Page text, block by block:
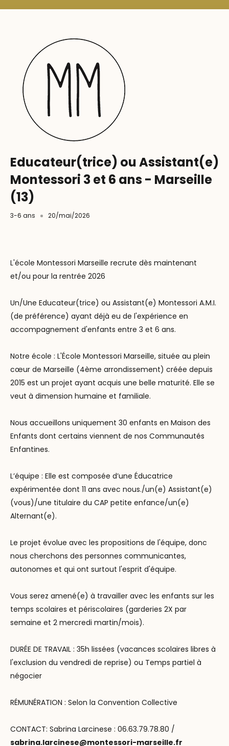
Educateur(trice) ou Assistant(e)
Montessori 3 et 6 ans - Marseille
(13)
3-6 ans 20/mai/2026
L'école Montessori Marseille recrute dès maintenant
et/ou pour la rentrée 2026
Un/Une Educateur(trice) ou Assistant(e) Montessori A.M.I.
(de préférence) ayant déjà eu de l'expérience en
accompagnement d'enfants entre 3 et 6 ans.
Notre école : L'École Montessori Marseille, située au plein
cœur de Marseille (4ème arrondissement) créée depuis
2015 est un projet ayant acquis une belle maturité. Elle se
veut à dimension humaine et familiale.
Nous accueillons uniquement 30 enfants en Maison des
Enfants dont certains viennent de nos Communautés
Enfantines.
L’équipe : Elle est composée d’une Éducatrice
expérimentée dont 11 ans avec nous./un(e) Assistant(e)
(vous)/une titulaire du CAP petite enfance/un(e)
Alternant(e).
Le projet évolue avec les propositions de l'équipe, donc
nous cherchons des personnes communicantes,
autonomes et qui ont surtout l'esprit d'équipe.
Vous serez amené(e) à travailler avec les enfants sur les
temps scolaires et périscolaires (garderies 2X par
semaine et 2 mercredi martin/mois).
DURÉE DE TRAVAIL : 35h lissées (vacances scolaires libres à
l'exclusion du vendredi de reprise) ou Temps partiel à
négocier
RÉMUNÉRATION : Selon la Convention Collective
CONTACT: Sabrina Larcinese : 06.63.79.78.80 /
sabrina.larcinese@montessori-marseille.fr